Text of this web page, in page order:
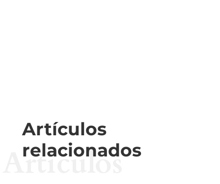
Artículos
relacionados
Artículos